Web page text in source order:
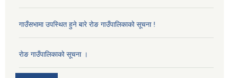
गाउँसभामा उपस्थित हुने बारे रोङ गाउँपालिकाको सूचना !
राेङ गाउँपालिकाको सूचना ।